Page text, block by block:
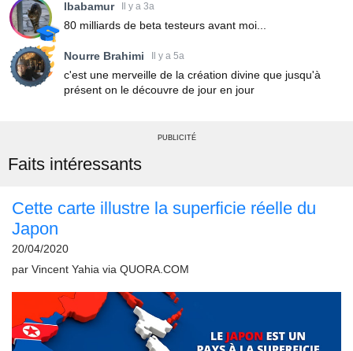
lbabamur Il y a 3a
80 milliards de beta testeurs avant moi...
Nourre Brahimi Il y a 5a
c'est une merveille de la création divine que jusqu'à
présent on le découvre de jour en jour
PUBLICITÉ
Faits intéressants
Cette carte illustre la superficie réelle du
Japon
20/04/2020
par Vincent Yahia via QUORA.COM